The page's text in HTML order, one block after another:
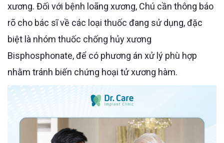
xương. Đối với bệnh loãng xương, Chú cần thông báo
rõ cho bác sĩ về các loại thuốc đang sử dụng, đặc
biệt là nhóm thuốc chống hủy xương
Bisphosphonate, để có phương án xử lý phù hợp
nhằm tránh biến chứng hoại tử xương hàm.